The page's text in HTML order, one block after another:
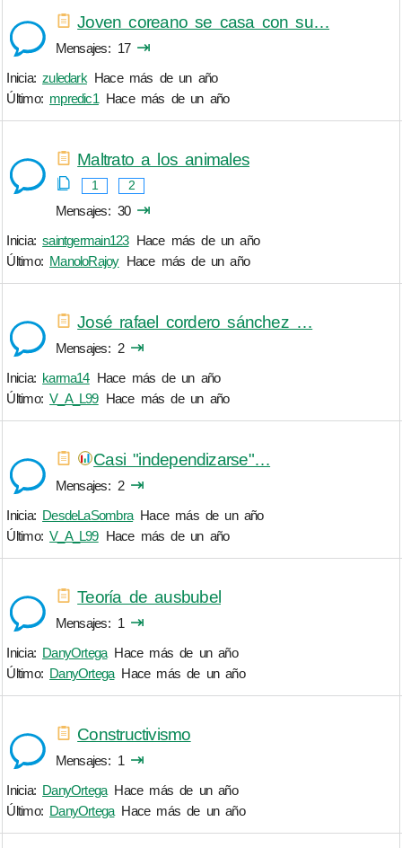
Joven coreano se casa con su…
Mensajes 17 ⇥
Inicia:zuledark Hace más de un año
Último: mpredic1 Hace más de un año
Maltrato a los animales
1 2
Mensajes 30 ⇥
Inicia:saintgermain123 Hace más de un año
Último: ManoloRajoy Hace más de un año
José rafael cordero sánchez …
Mensajes 2 ⇥
Inicia: karma14 Hace más de un año
Último:V_A_L99 Hace más de un año
Casi "independizarse"…
Mensajes 2 ⇥
Inicia: DesdeLaSombra Hace más de un año
Último:V_A_L99 Hace más de un año
Teoría de ausbubel
Mensajes 1 ⇥
Inicia: DanyOrtega Hace más de un año
Último: DanyOrtega Hace más de un año
Constructivismo
Mensajes 1 ⇥
Inicia: DanyOrtega Hace más de un año
Último: DanyOrtega Hace más de un año